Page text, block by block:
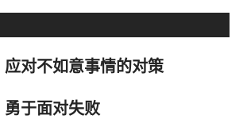
对不如意事情的对策
于面对失败